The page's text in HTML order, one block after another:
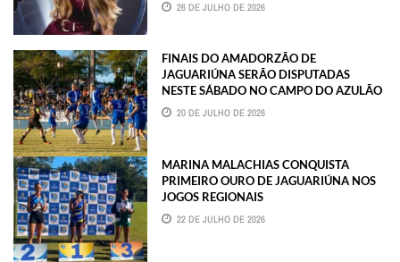
26 DE JULHO DE 2026
FINAIS DO AMADORZÃO DE
JAGUARIÚNA SERÃO DISPUTADAS
NESTE SÁBADO NO CAMPO DO AZULÃO
20 DE JULHO DE 2026
MARINA MALACHIAS CONQUISTA
PRIMEIRO OURO DE JAGUARIÚNA NOS
JOGOS REGIONAIS
22 DE JULHO DE 2026